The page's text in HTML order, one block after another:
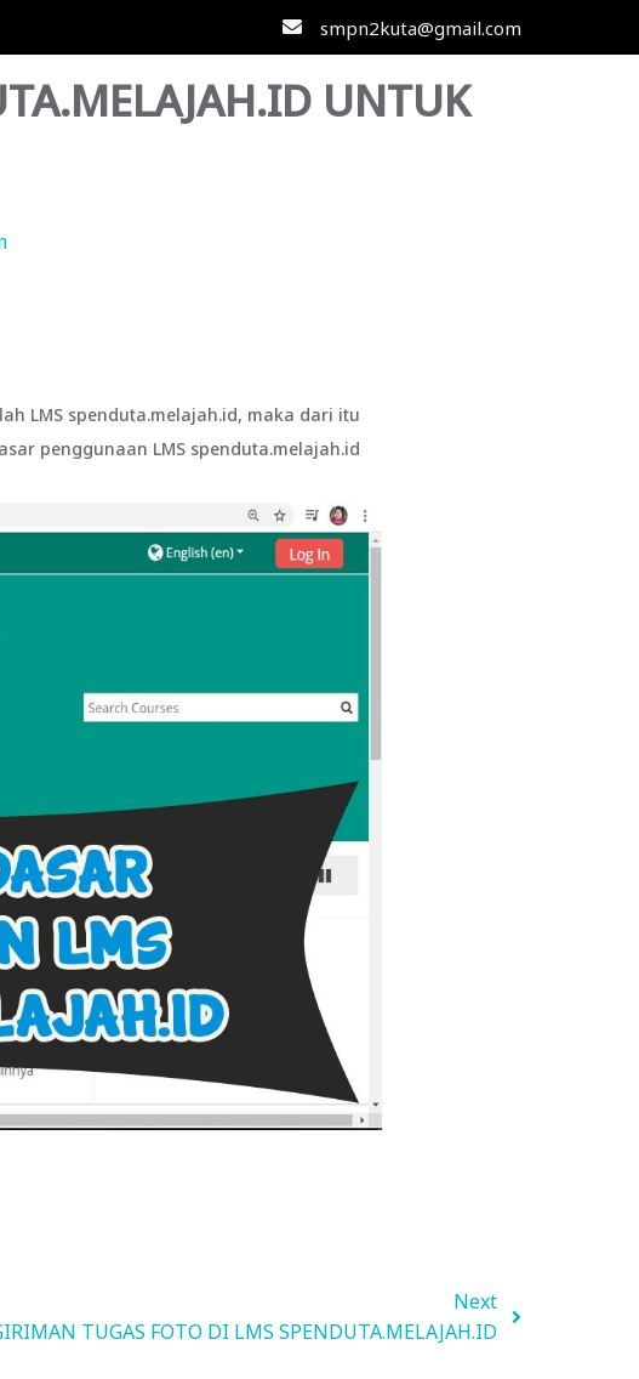
smpn2kuta@gmail.com
UNTUK
LMS spenduta.melajah.id, maka dari itu
penggunaan LMS spenduta.melajah.id
Next
TUGAS FOTO DI LMS SPENDUTA.MELAJAH.ID